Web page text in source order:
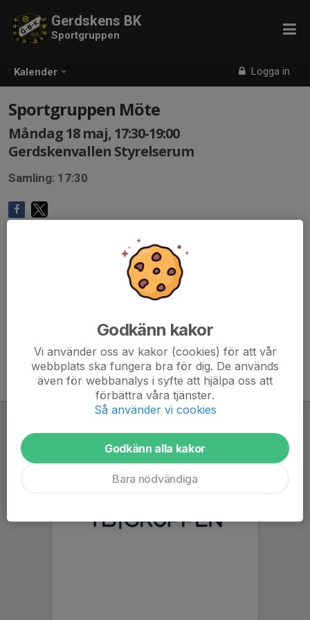
Kalender Logga in
Gerdskens BK
Sportgruppen
Sportgruppen Möte
Måndag 18 maj, 17:30-19:00
Gerdskenvallen Styrelserum
Samling: 17:30
Godkänn kakor
Vi använder oss av kakor (cookies) för att vår
webbplats ska fungera bra för dig. De används
även för webbanalys i syfte att hjälpa oss att
förbättra våra tjänster.
Så använder vi cookies
Godkänn alla kakor
Bara nödvändiga